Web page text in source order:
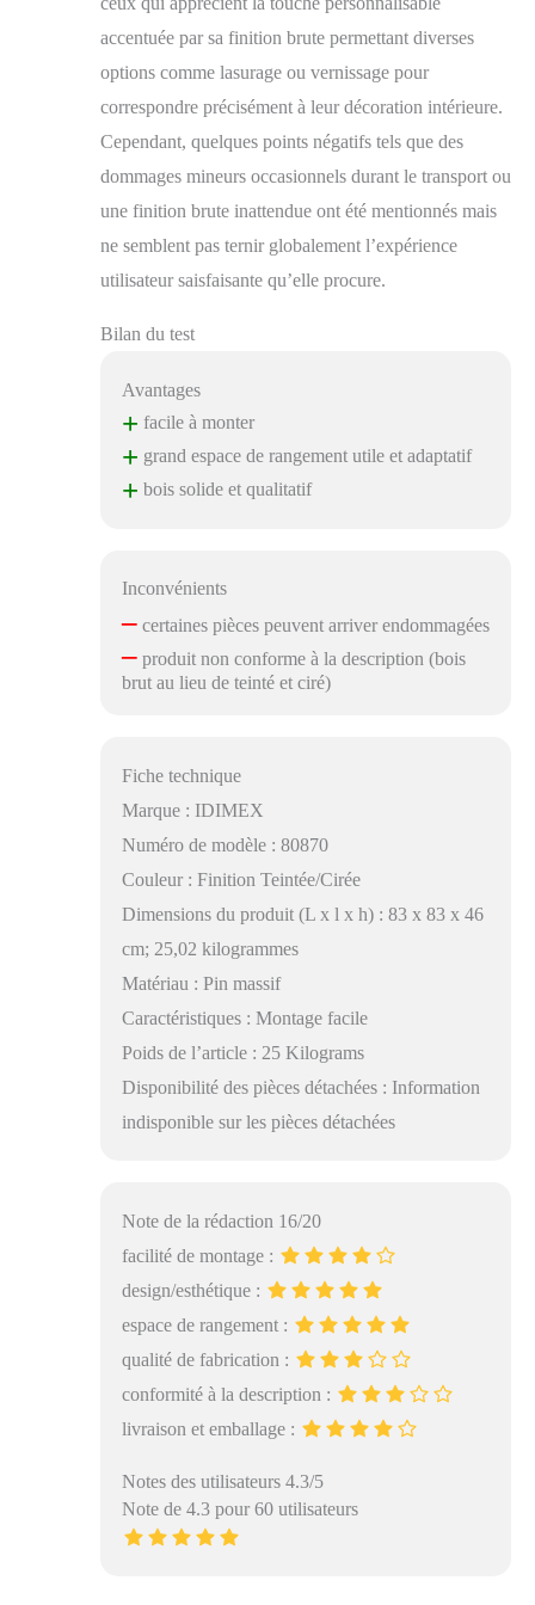
accentuée par sa finition brute permettant diverses
options comme lasurage ou vernissage pour
correspondre précisément à leur décoration intérieure.
Cependant, quelques points négatifs tels que des
dommages mineurs occasionnels durant le transport ou
une finition brute inattendue ont été mentionnés mais
ne semblent pas ternir globalement l’expérience
utilisateur saisfaisante qu’elle procure.
Bilan du test
Avantages
+ facile à monter
+ grand espace de rangement utile et adaptatif
+ bois solide et qualitatif
Inconvénients
–certaines pièces peuvent arriver endommagées
–produit non conforme à la description (bois
brut au lieu de teinté et ciré)
Fiche technique
Marque : IDIMEX
Numéro de modèle : 80870
Couleur : Finition Teintée/Cirée
Dimensions du produit (L x l x h) : 83 x 83 x 46
cm; 25,02 kilogrammes
Matériau : Pin massif
Caractéristiques : Montage facile
Poids de l’article : 25 Kilograms
Disponibilité des pièces détachées : Information
indisponible sur les pièces détachées
Note de la rédaction 16/20
facilité de montage :
design/esthétique :
espace de rangement :
qualité de fabrication :
conformité à la description :
livraison et emballage :
Notes des utilisateurs 4.3/5
Note de 4.3 pour 60 utilisateurs